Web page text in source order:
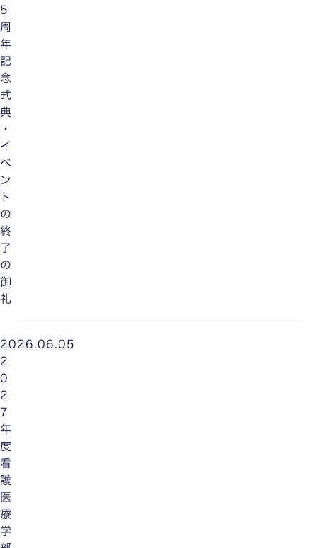
5
周
年
記
念
式
典
・
イ
ベ
ン
ト
の
終
了
の
御
礼
2026.06.05
2
0
2
7
年
度
看
護
医
療
学